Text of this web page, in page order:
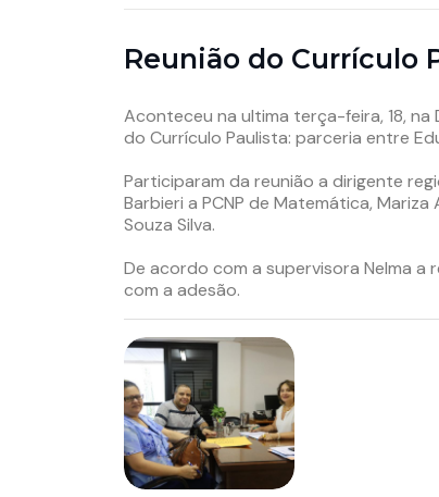
Reunião do Currículo
Aconteceu na ultima terça-feira, 18,
do Currículo Paulista: parceria entre
Participaram da reunião a dirigente
Barbieri a PCNP de Matemática,
Souza Silva.
De acordo com a supervisora Nelma
com a adesão.